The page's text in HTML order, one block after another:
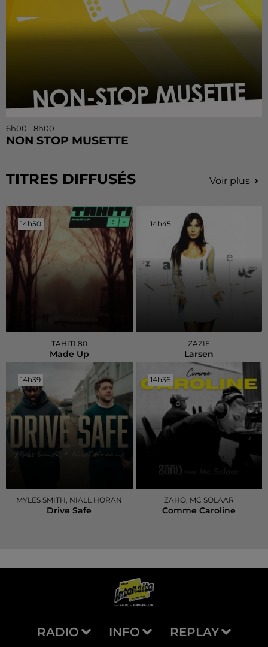
6h00 - 8h00
NON STOP MUSETTE
TITRES DIFFUSÉS Voir plus
14h50
14h50
TAHITI 80
Made Up
14h45
14h45
ZAZIE
Larsen
14h39
14h39
MYLES SMITH, NIALL HORAN
Drive Safe
14h36
14h36
ZAHO, MC SOLAAR
Comme Caroline
RADIO INFO REPLAY